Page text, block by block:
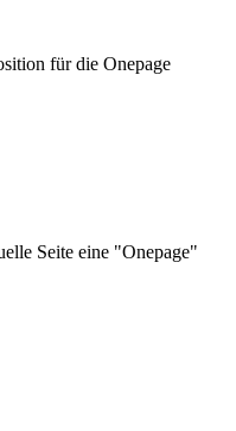
für die Onepage
Seite eine "Onepage"